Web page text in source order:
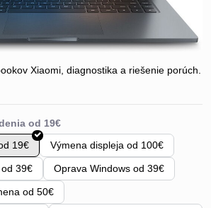
Xiaomi, diagnostika a riešenie porúch.
19€
Výmena displeja od 100€
39€ Oprava Windows od 39€
od 50€